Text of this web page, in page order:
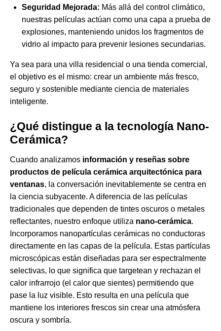
Seguridad Mejorada: Más allá del control climático,
nuestras películas actúan como una capa a prueba de
explosiones, manteniendo unidos los fragmentos de
vidrio al impacto para prevenir lesiones secundarias.
Ya sea para una villa residencial o una tienda comercial,
el objetivo es el mismo: crear un ambiente más fresco,
seguro y sostenible mediante ciencia de materiales
inteligente.
¿Qué distingue a la tecnología Nano-
Cerámica?
Cuando analizamos información y reseñas sobre
productos de película cerámica arquitectónica para
ventanas, la conversación inevitablemente se centra en
la ciencia subyacente. A diferencia de las películas
tradicionales que dependen de tintes oscuros o metales
reflectantes, nuestro enfoque utiliza nano-cerámica.
Incorporamos nanopartículas cerámicas no conductoras
directamente en las capas de la película. Estas partículas
microscópicas están diseñadas para ser espectralmente
selectivas, lo que significa que targetean y rechazan el
calor infrarrojo (el calor que sientes) permitiendo que
pase la luz visible. Esto resulta en una película que
mantiene los interiores frescos sin crear una atmósfera
oscura y sombría.